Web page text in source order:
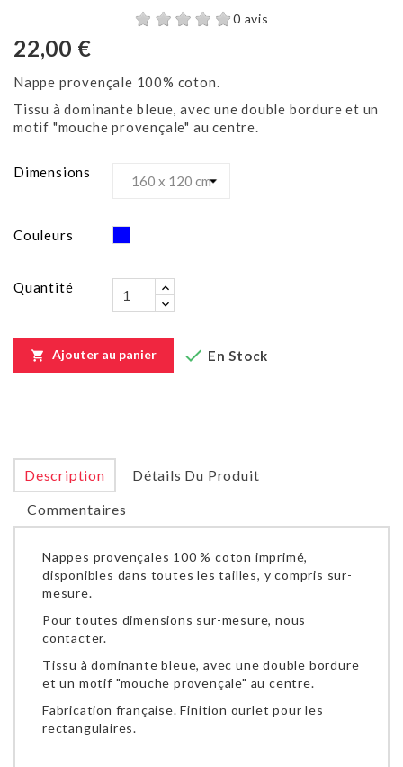
0 avis
22,00 €
Nappe provençale 100% coton.
Tissu à dominante bleue, avec une double bordure et un
motif "mouche provençale" au centre.
Dimensions
Couleurs Bleu
Quantité
 Ajouter au panier  En Stock
Description
Détails Du Produit
Commentaires
Nappes provençales 100 % coton imprimé,
disponibles dans toutes les tailles, y compris sur-
mesure.
Pour toutes dimensions sur-mesure, nous
contacter.
Tissu à dominante bleue, avec une double bordure
et un motif "mouche provençale" au centre.
Fabrication française. Finition ourlet pour les
rectangulaires.